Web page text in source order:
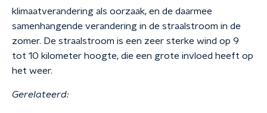
klimaatverandering als oorzaak, en de daarmee
samenhangende verandering in de straalstroom in de
zomer. De straalstroom is een zeer sterke wind op 9
tot 10 kilometer hoogte, die een grote invloed heeft op
het weer.
Gerelateerd: